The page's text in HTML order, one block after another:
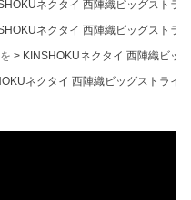
ネクタイ 西陣織ビッグストラ
ネクタイ 西陣織ビッグストラ
KINSHOKUネクタイ 西陣織ビッ
ネクタイ 西陣織ビッグストライ